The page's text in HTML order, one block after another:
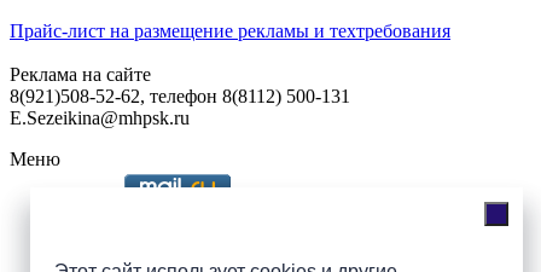
Прайс-лист на размещение рекламы и техтребования
Реклама на сайте
8(921)508-52-62, телефон 8(8112) 500-131
E.Sezeikina@mhpsk.ru
Меню